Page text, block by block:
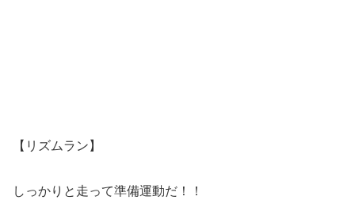
【リズムラン】
しっかりと走って準備運動だ！！